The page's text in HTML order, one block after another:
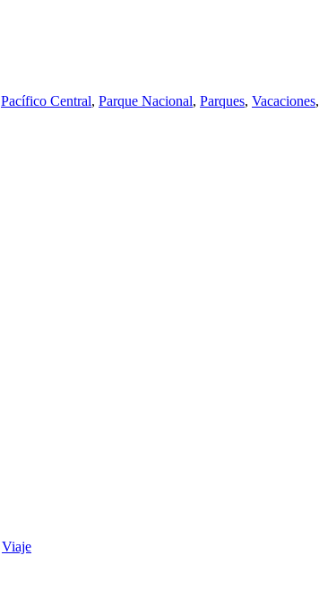
Pacífico Central, Parque Nacional, Parques, Vacaciones,
Viaje